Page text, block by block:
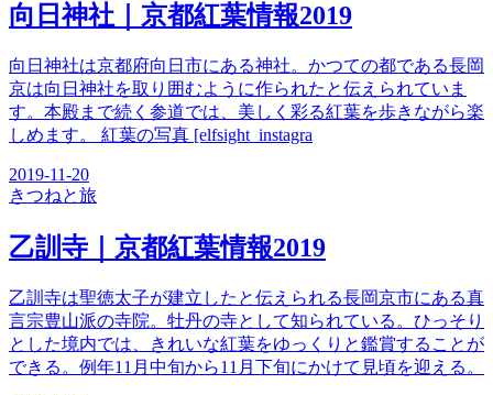
向日神社｜京都紅葉情報2019
向日神社は京都府向日市にある神社。かつての都である長岡
京は向日神社を取り囲むように作られたと伝えられていま
す。本殿まで続く参道では、美しく彩る紅葉を歩きながら楽
しめます。 紅葉の写真 [elfsight_instagra
2019-11-20
きつねと旅
乙訓寺｜京都紅葉情報2019
乙訓寺は聖徳太子が建立したと伝えられる長岡京市にある真
言宗豊山派の寺院。牡丹の寺として知られている。ひっそり
とした境内では、きれいな紅葉をゆっくりと鑑賞することが
できる。例年11月中旬から11月下旬にかけて見頃を迎える。